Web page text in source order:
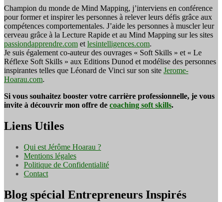
Champion du monde de Mind Mapping, j’interviens en conférence
pour former et inspirer les personnes à relever leurs défis grâce aux
compétences comportementales. J’aide les personnes à muscler leur
cerveau grâce à la Lecture Rapide et au Mind Mapping sur les sites
passiondapprendre.com etlesintelligences.com.
Je suis également co-auteur des ouvrages « Soft Skills » et « Le
Réflexe Soft Skills » aux Editions Dunod et modélise des personnes
inspirantes telles que Léonard de Vinci sur son site Jerome-
Hoarau.com.
Si vous souhaitez booster votre carrière professionnelle, je vous
invite à découvrir mon offre de coaching soft skills.
Liens Utiles
Qui est Jérôme Hoarau ?
Mentions légales
Politique de Confidentialité
Contact
Blog spécial Entrepreneurs Inspirés